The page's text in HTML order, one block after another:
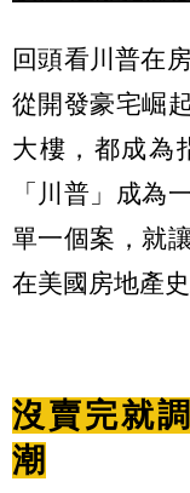
回頭看川普在
從開發豪宅崛
大樓，都成為
「川普」成為
單一個案，就
在美國房地產
沒賣完就
潮